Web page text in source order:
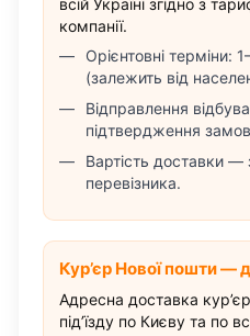
компанії.
Орієнтовні терміни:
(залежить від
Відправлення
підтвердження
Вартість доставки
перевізника.
Кур’єр Нової пошти —
Адресна доставка
під’їзду по Києву та по